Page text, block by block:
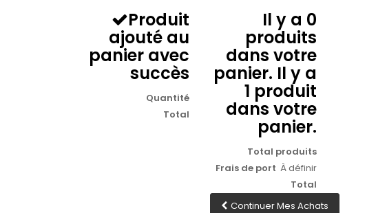
Produit
ajouté au
panier avec
succès
Quantité
Total
Il y a 0
produits
dans votre
panier. Il y a
1 produit
dans votre
panier.
Total produits
Frais de port À définir
Total
Continuer Mes Achats